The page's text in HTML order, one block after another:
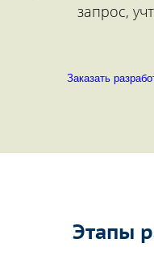
запрос,
Заказать
Этапы